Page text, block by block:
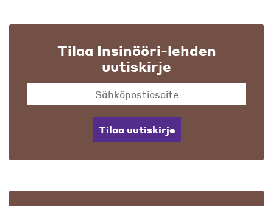
Tilaa Insinööri-lehden
uutiskirje
Tilaa uutiskirje